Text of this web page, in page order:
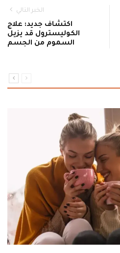
الخبر التالي
اكتشاف جديد: علاج
الكوليسترول قد يزيل
السموم من الجسم